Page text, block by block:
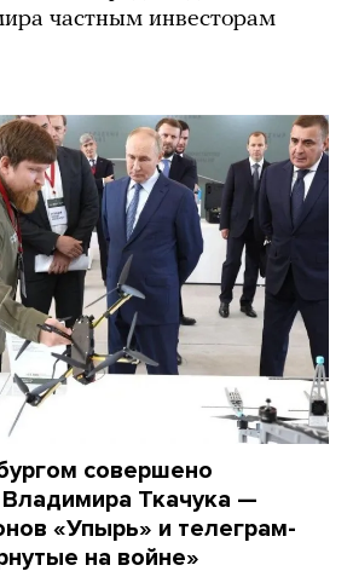
частным инвесторам
совершено
Ткачука —
«Упырь» и телеграм-
на войне»